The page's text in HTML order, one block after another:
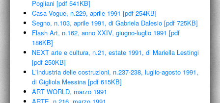
Pogliani [pdf 541KB]
Casa Vogue, n.229, aprile 1991 [pdf 254KB]
Segno, n.103, aprile 1991, di Gabriela Dalesio [pdf 725KB]
Flash Art, n.162, anno XXIV, giugno-luglio 1991 [pdf
186KB]
NEXT arte e cultura, n.21, estate 1991, di Mariella Lestingi
[pdf 250KB]
L'Industria delle costruzioni, n.237-238, luglio-agosto 1991,
di Gigliola Messina [pdf 615KB]
ART WORLD, marzo 1991